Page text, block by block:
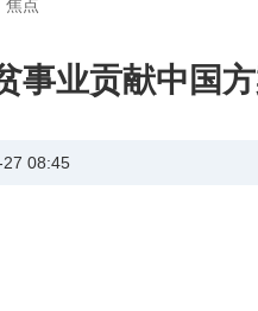
焦点
事业贡献中国
27 08:45